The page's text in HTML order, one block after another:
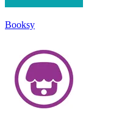
Booksy